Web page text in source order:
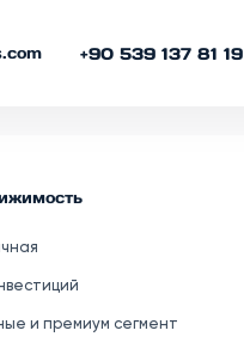
+90 539 137 81 19
рассылку
и премиум сегмент